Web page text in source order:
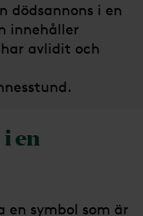
dödsannons i en
innehåller
avlidit och
en
en symbol som är